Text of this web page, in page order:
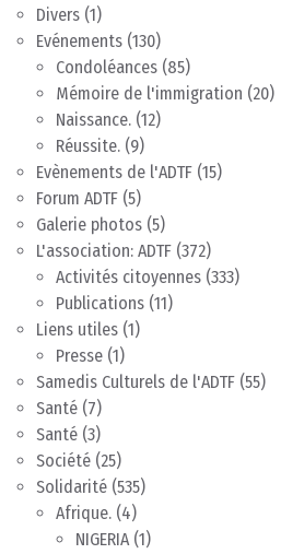
Divers (1)
Evénements (130)
Condoléances (85)
Mémoire de l'immigration (20)
Naissance. (12)
Réussite. (9)
Evènements de l'ADTF (15)
Forum ADTF (5)
Galerie photos (5)
L'association: ADTF (372)
Activités citoyennes (333)
Publications (11)
Liens utiles (1)
Presse (1)
Samedis Culturels de l'ADTF (55)
Santé (7)
Santé (3)
Société (25)
Solidarité (535)
Afrique. (4)
NIGERIA (1)